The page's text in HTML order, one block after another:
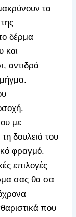
τα
δέρμα
και
αντιδρά
με
δουλειά του
φραγμό.
επιλογές
σας θα σα
που